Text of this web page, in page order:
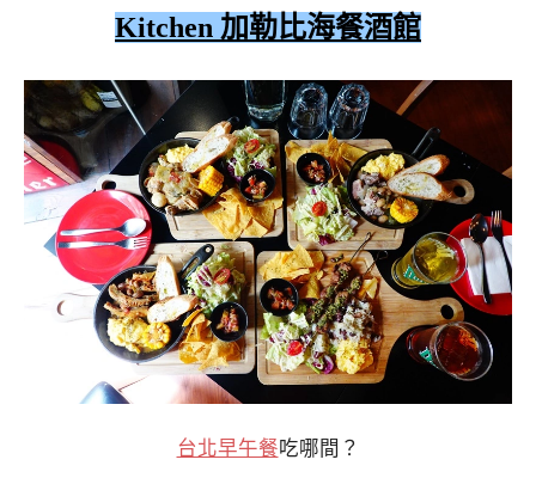
Kitchen 加勒比海餐酒館
台北早午餐吃哪間？